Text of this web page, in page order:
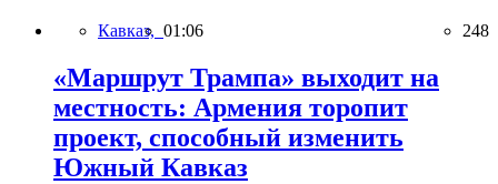
Кавказ, 01:06 248
«Маршрут Трампа» выходит на
местность: Армения торопит
проект, способный изменить
Южный Кавказ